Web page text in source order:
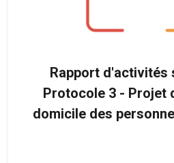
Rapport d'activités
Protocole 3 - Projet
domicile des